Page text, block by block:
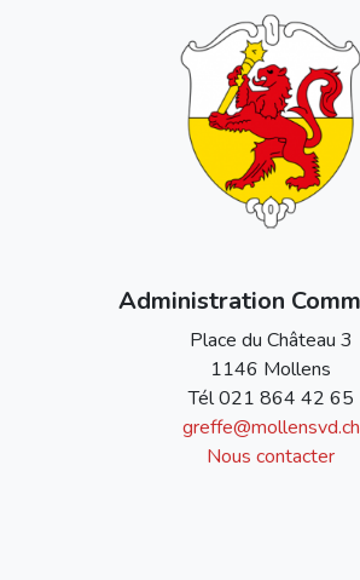
Administration
Place du Château 3
1146 Mollens
Tél021 864 42 65
greffe@mollensvd.ch
Nous contacter